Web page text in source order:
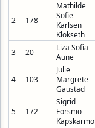
2 178
Mathilde
Sofie
Karlsen
Klokseth
3 20
Liza Sofia
Aune
4 103
Julie
Margrete
Gaustad
5 172
Sigrid
Forsmo
Kapskarmo